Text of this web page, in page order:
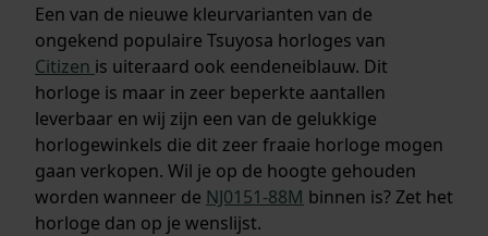
Een van de nieuwe kleurvarianten van de
ongekend populaire Tsuyosa horloges van
Citizen is uiteraard ook eendeneiblauw. Dit
horloge is maar in zeer beperkte aantallen
leverbaar en wij zijn een van de gelukkige
horlogewinkels die dit zeer fraaie horloge mogen
gaan verkopen. Wil je op de hoogte gehouden
worden wanneer de NJ0151-88M binnen is? Zet het
horloge dan op je wenslijst.